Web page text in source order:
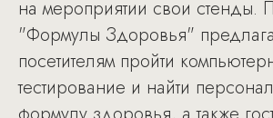
на мероприятии свои стенды.
"Формулы Здоровья"
посетителям пройти
тестирование и найти